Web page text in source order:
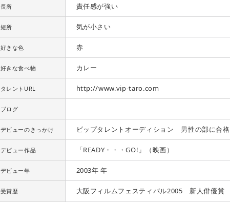
長所 責任感が強い
短所 気が小さい
好きな色 赤
好きな食べ物 カレー
タレントURL http://www.vip-taro.com
ブログ
デビューのきっかけ ビップタレントオーディション 男性の部に合格
デビュー作品 「READY・・・GO!」（映画）
デビュー年 2003年 年
受賞歴 大阪フィルムフェスティバル2005 新人俳優賞